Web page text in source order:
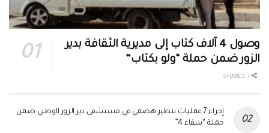
وصول 4 آلاف كتاب إلى مديرية الثقافة بدير
الزور ضمن حملة “ولو بكتاب”
إجراء 7 عمليات تنظير هضمي في مستشفى دير الزور الوطني ضمن
حملة “شفاء 4”